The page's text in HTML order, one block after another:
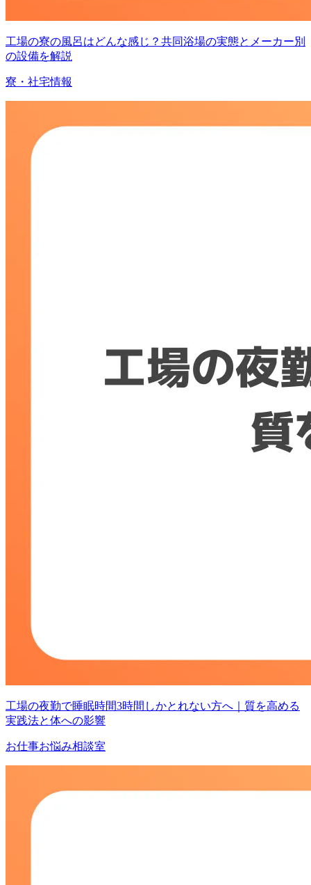
工場の寮の風呂はどんな感じ？共同浴場の実態とメーカー別
の設備を解説
寮・社宅情報
工場の夜勤で睡眠時間3時間しかとれない方へ｜質を高める
実践法と体への影響
お仕事お悩み相談室